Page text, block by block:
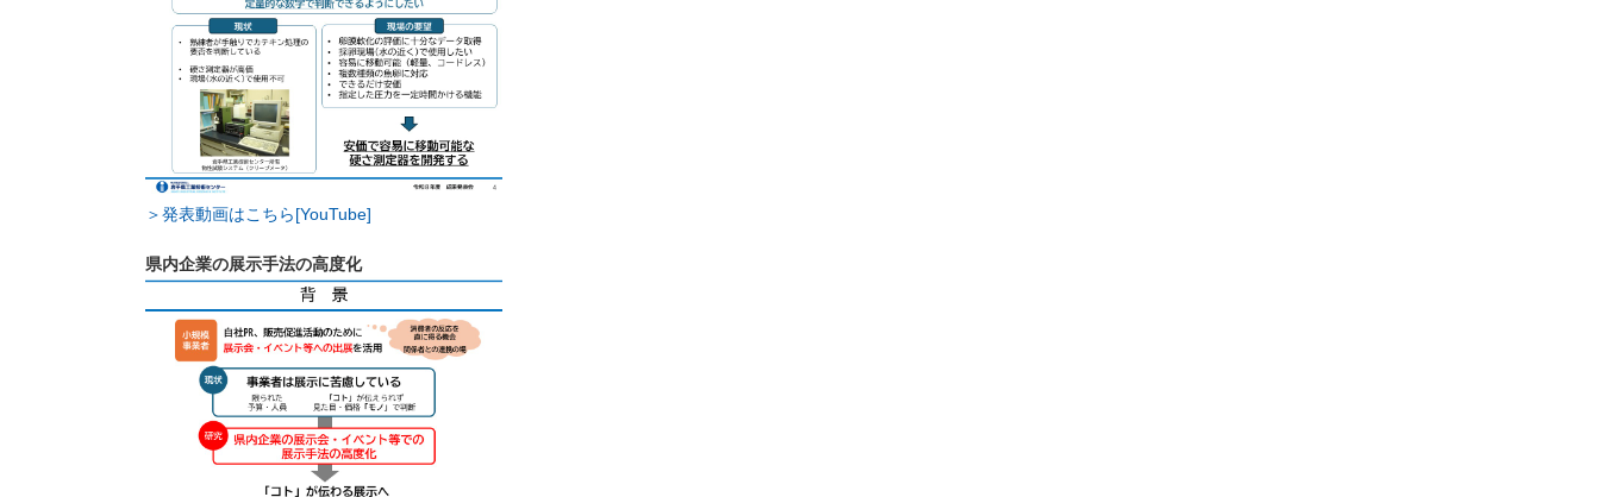
＞発表動画はこちら[YouTube]
県内企業の展示手法の高度化